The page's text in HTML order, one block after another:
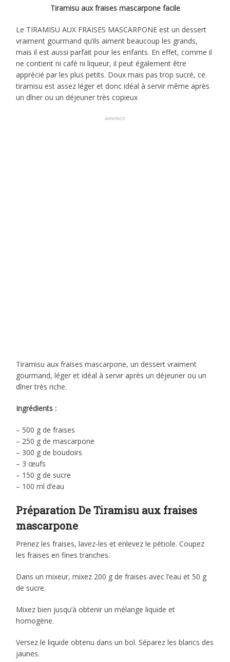
Tiramisu aux fraises mascarpone facile
Le TIRAMISU AUX FRAISES MASCARPONE est un dessert
vraiment gourmand qu’ils aiment beaucoup les grands,
mais il est aussi parfait pour les enfants. En effet, comme il
ne contient ni café ni liqueur, il peut également être
apprécié par les plus petits. Doux mais pas trop sucré, ce
tiramisu est assez léger et donc idéal à servir même après
un dîner ou un déjeuner très copieux
ANNONCE
Tiramisu aux fraises mascarpone, un dessert vraiment
gourmand, léger et idéal à servir après un déjeuner ou un
dîner très riche.
Ingrédients :
– 500 g de fraises
– 250 g de mascarpone
– 300 g de boudoirs
– 3 œufs
– 150 g de sucre
– 100 ml d’eau
Préparation De Tiramisu aux fraises
mascarpone
Prenez les fraises, lavez-les et enlevez le pétiole. Coupez
les fraises en fines tranches.
Dans un mixeur, mixez 200 g de fraises avec l’eau et 50 g
de sucre.
Mixez bien jusqu’à obtenir un mélange liquide et
homogène.
Versez le liquide obtenu dans un bol. Séparez les blancs des
jaunes.